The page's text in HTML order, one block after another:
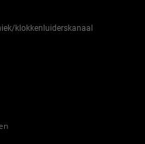
klokkenluiderskanaal